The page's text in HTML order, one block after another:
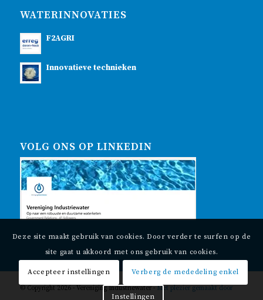
WATERINNOVATIES
F2AGRI
Innovatieve technieken
VOLG ONS OP LINKEDIN
© Copyright 2026 - Vereniging Industriewater -Met plezier gemaakt door
Deze site maakt gebruik van cookies. Door verder te surfen op de
site gaat u akkoord met ons gebruik van cookies.
Accepteer instellingen Verberg de mededeling enkel
Instellingen